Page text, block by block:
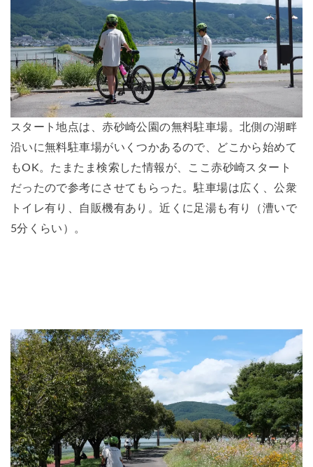
スタート地点は、赤砂崎公園の無料駐車場。北側の湖畔
沿いに無料駐車場がいくつかあるので、どこから始めて
もOK。たまたま検索した情報が、ここ赤砂崎スタート
だったので参考にさせてもらった。駐車場は広く、公衆
トイレ有り、自販機有あり。近くに足湯も有り（漕いで
5分くらい）。